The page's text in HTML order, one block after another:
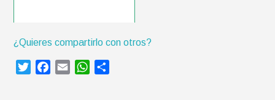
¿Quieres compartirlo con otros?
W